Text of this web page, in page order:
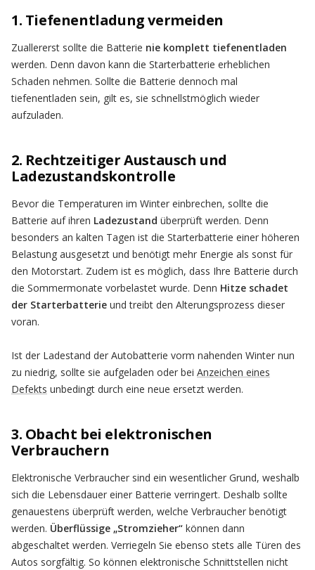
1. Tiefenentladung vermeiden
Zuallererst sollte die Batterie nie komplett tiefenentladen
werden. Denn davon kann die Starterbatterie erheblichen
Schaden nehmen. Sollte die Batterie dennoch mal
tiefenentladen sein, gilt es, sie schnellstmöglich wieder
aufzuladen.
2. Rechtzeitiger Austausch und
Ladezustandskontrolle
Bevor die Temperaturen im Winter einbrechen, sollte die
Batterie auf ihren Ladezustand überprüft werden. Denn
besonders an kalten Tagen ist die Starterbatterie einer höheren
Belastung ausgesetzt und benötigt mehr Energie als sonst für
den Motorstart. Zudem ist es möglich, dass Ihre Batterie durch
die Sommermonate vorbelastet wurde. Denn Hitze schadet
der Starterbatterie und treibt den Alterungsprozess dieser
voran.
Ist der Ladestand der Autobatterie vorm nahenden Winter nun
zu niedrig, sollte sie aufgeladen oder bei Anzeichen eines
Defekts unbedingt durch eine neue ersetzt werden.
3. Obacht bei elektronischen
Verbrauchern
Elektronische Verbraucher sind ein wesentlicher Grund, weshalb
sich die Lebensdauer einer Batterie verringert. Deshalb sollte
genauestens überprüft werden, welche Verbraucher benötigt
werden. Überflüssige „Stromzieher“ können dann
abgeschaltet werden. Verriegeln Sie ebenso stets alle Türen des
Autos sorgfältig. So können elektronische Schnittstellen nicht